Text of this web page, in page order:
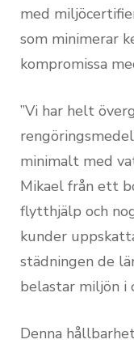
med
som minimerar
kompromissa
”Vi har helt
minimalt med
Mikael från ett
flytthjälp och
kunder
städningen de
belastar miljön i
Denna